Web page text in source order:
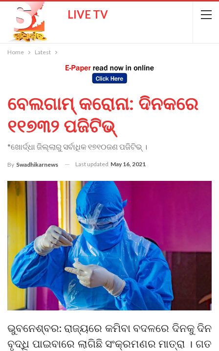
LIVE TV
Home Latest
ବେଲଗାମ୍ କରୋନା: ଦିନକରେ
୧୧୭୩୨ ପଜିଟିଭ୍
*ଖୋର୍ଦ୍ଧା ଜିଲ୍ଲାରୁ ସର୍ବାଧିକ ୧୭୧୦ଜଣ ପଜିଟିଭ୍ ।
By Swadhikarnews Last updated May 16, 2021
ଭୁବନେଶ୍ବର: ରାଜ୍ୟରେ କମିବା ବଦଳରେ ଦିନକୁ ଦିନ
ବୃଦ୍ଧି ପାଇବାରେ ଲାଗିଛି ସଂକ୍ରମଣର ମାତ୍ରା । ଗତ